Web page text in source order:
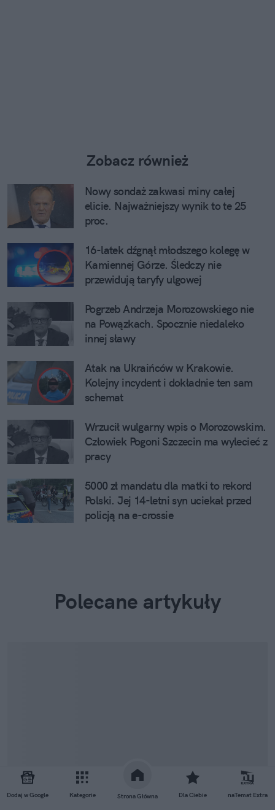
Dodaj w Google Kategorie Strona Główna Dla Ciebie naTemat Extra
Zobacz również
Nowy sondaż zakwasi miny całej
elicie. Najważniejszy wynik to te 25
proc.
16-latek dźgnął młodszego kolegę w
Kamiennej Górze. Śledczy nie
przewidują taryfy ulgowej
Pogrzeb Andrzeja Morozowskiego nie
na Powązkach. Spocznie niedaleko
innej sławy
Atak na Ukraińców w Krakowie.
Kolejny incydent i dokładnie ten sam
schemat
Wrzucił wulgarny wpis o Morozowskim.
Człowiek Pogoni Szczecin ma wylecieć z
pracy
5000 zł mandatu dla matki to rekord
Polski. Jej 14-letni syn uciekał przed
policją na e-crossie
Polecane artykuły